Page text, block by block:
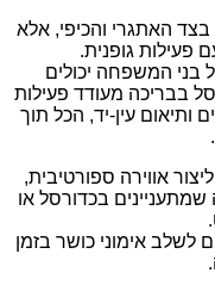
האתגרי והכיפי, אלא
גופנית.
בני המשפחה יכולים
בבריכה מעודד פעילות
ותיאום עין-יד, הכל תוך
אווירה ספורטיבית,
בכדורסל או
לשלב אימוני כושר בזמן